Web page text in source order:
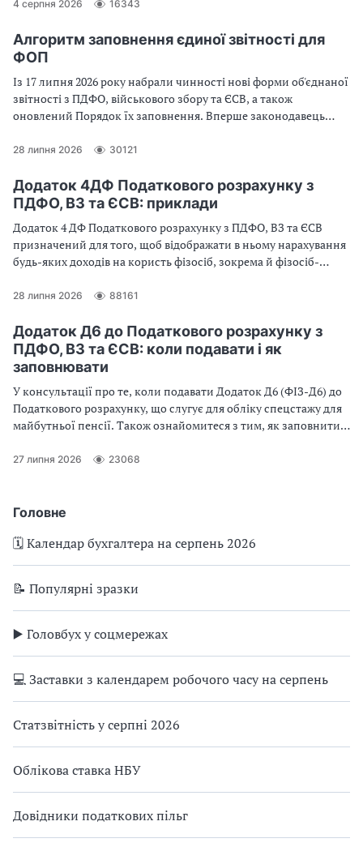
Головне
🗓️ Календар бухгалтера на серпень 2026
📝 Популярні зразки
▶️ Головбух у соцмережах
💻 Заставки з календарем робочого часу на серпень
Статзвітність у серпні 2026
Облікова ставка НБУ
Довідники податкових пільг
4 серпня 2026 16343
Алгоритм заповнення єдиної звітності для
ФОП
Із 17 липня 2026 року набрали чинності нові форми об'єднаної
звітності з ПДФО, військового збору та ЄСВ, а також
оновлений Порядок їх заповнення. Вперше законодавець
самозайнятих осіб. Яку форму Податкового розрахунку
на що звернути увагу, щоб уникнути типових помилок, та які
зміни необхідно врахувати під час звітування — розглянемо у
28 липня 2026 30121
Додаток 4ДФ Податкового розрахунку з
ПДФО, ВЗ та ЄСВ: приклади
Додаток 4 ДФ Податкового розрахунку з ПДФО, ВЗ та ЄСВ
призначений для того, щоб відображати в ньому нарахування
будь-яких доходів на користь фізосіб, зокрема й фізосіб-
звітності та розглянемо приклади заповнення Додатка 4ДФ
28 липня 2026 88161
Додаток Д6 до Податкового розрахунку з
ПДФО, ВЗ та ЄСВ: коли подавати і як
заповнювати
У консультації про те, коли подавати Додаток Д6 (ФІЗ-Д6) до
Податкового розрахунку, що слугує для обліку спецстажу для
майбутньої пенсії. Також ознайомитеся з тим, як заповнити
типових ситуацій
27 липня 2026 23068